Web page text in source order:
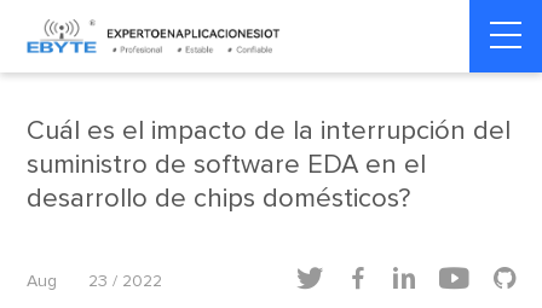
Home > Casa inteligente > Casa inteligente
Cuál es el impacto de la interrupción del
suministro de software EDA en el
desarrollo de chips domésticos?
Aug 23 / 2022     